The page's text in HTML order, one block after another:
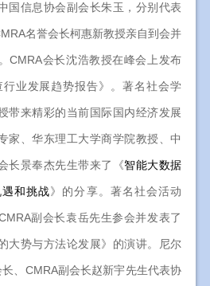
国信息协会副会长朱玉，分别代表
名誉会长柯惠新教授亲自到会并
CMRA会长沈浩教授在峰会上发布
业发展趋势报告》。著名社会学
带来精彩的当前国际国内经济发展
家、华东理工大学商学院教授、中
长景奉杰先生带来了《智能大数据
和挑战》的分享。著名社会活动
副会长袁岳先生参会并发表了
大势与方法论发展》的演讲。尼尔
、CMRA副会长赵新宇先生代表协